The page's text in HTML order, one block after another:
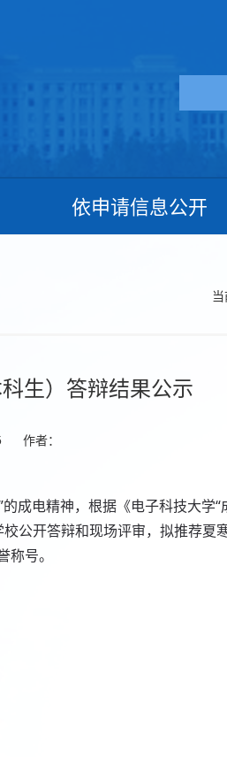
依申请信息公开
当
生）答辩结果公示
作者：
成电精神，根据《电子科技大学
公开答辩和现场评审，拟推荐夏
号。